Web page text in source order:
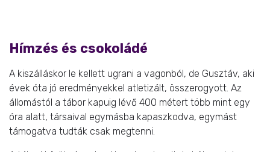
Hímzés és csokoládé
A kiszálláskor le kellett ugrani a vagonból, de Gusztáv, aki
évek óta jó eredményekkel atletizált, összerogyott. Az
állomástól a tábor kapuig lévő 400 métert több mint egy
óra alatt, társaival egymásba kapaszkodva, egymást
támogatva tudták csak megtenni.